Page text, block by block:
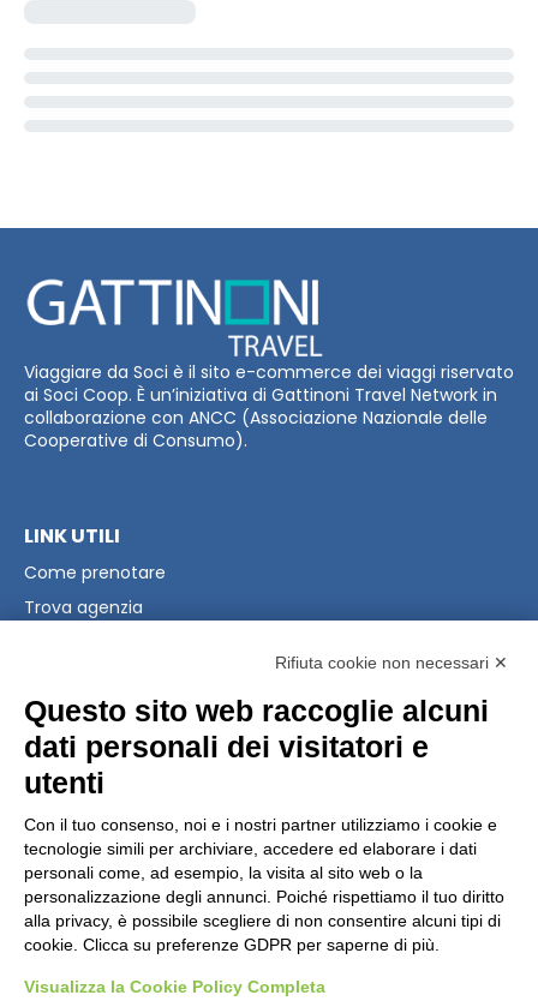
Viaggiare da Soci è il sito e-commerce dei viaggi riservato
ai Soci Coop. È un’iniziativa di Gattinoni Travel Network in
collaborazione con ANCC (Associazione Nazionale delle
Cooperative di Consumo).
LINK UTILI
Come prenotare
Trova agenzia
PRIVACY & LEGAL
Privacy Policy
Modifica preferenze Cookie
CONTATTI
Scrivici
+39 02 39864867
Rifiuta cookie non necessari ✕
Questo sito web raccoglie alcuni
dati personali dei visitatori e
utenti
Con il tuo consenso, noi e i nostri partner utilizziamo i cookie e
tecnologie simili per archiviare, accedere ed elaborare i dati
personali come, ad esempio, la visita al sito web o la
personalizzazione degli annunci. Poiché rispettiamo il tuo diritto
alla privacy, è possibile scegliere di non consentire alcuni tipi di
cookie. Clicca su preferenze GDPR per saperne di più.
Visualizza la Cookie Policy Completa